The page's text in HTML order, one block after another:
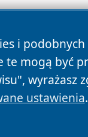
i
te mogą być
wyrażasz
ustawienia.